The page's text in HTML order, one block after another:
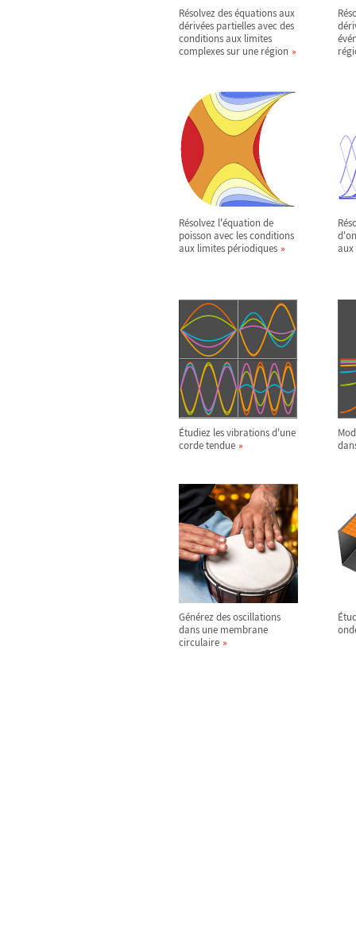
Résolvez des équations aux
dérivées partielles avec des
conditions aux limites
complexes sur une région
Résolvez l'équation de
poisson avec les conditions
aux limites périodiques
aux
Étudiez les vibrations d'une
corde tendue
Générez des oscillations
dans une membrane
circulaire